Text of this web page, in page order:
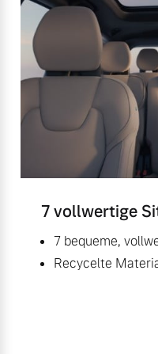
7 vollwertige
7 bequeme,
Recycelte